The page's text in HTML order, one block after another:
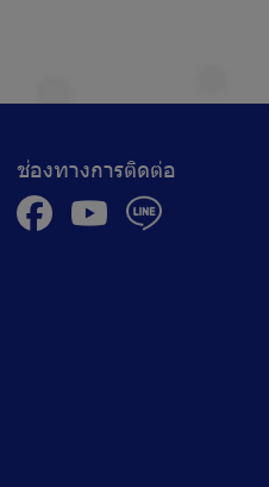
ช่องทางการติดต่อ